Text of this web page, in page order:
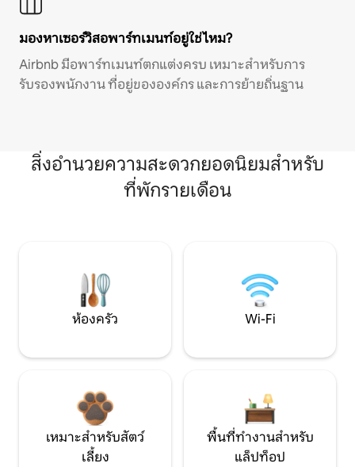
มองหาเซอร์วิสอพาร์ทเมนท์อยู่ใช่ไหม?
Airbnb มีอพาร์ทเมนท์ตกแต่งครบ เหมาะสำหรับการ
รับรองพนักงาน ที่อยู่ขององค์กร และการย้ายถิ่นฐาน
สิ่งอำนวยความสะดวกยอดนิยมสำหรับ
ที่พักรายเดือน
ห้องครัว Wi-Fi
เหมาะสำหรับสัตว์
เลี้ยง
พื้นที่ทำงานสำหรับ
แล็ปท็อป